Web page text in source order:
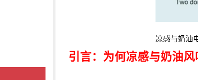
凉感与奶油
引言：为何凉感与奶油